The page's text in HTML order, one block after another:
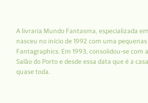
A livraria Mundo Fantasma, especializada
nasceu no início de 1992 com uma
Fantagraphics. Em 1993, consolidou-se com
Salão do Porto e desde essa data que é a
quase toda.